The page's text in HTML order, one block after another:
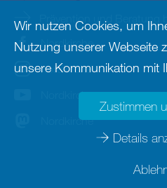
Nordkirche
nordkirche
Nordkirche
Nordkirche
Wir nutzen Cookies, um
Nutzung unserer Webseite
unsere Kommunikation mit
Zustimmen
Details